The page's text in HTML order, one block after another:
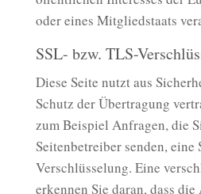
oder eines Mitgliedstaats
SSL- bzw. TLS-
Diese Seite nutzt aus
Schutz der Übertragung
zum Beispiel Anfragen, die
Seitenbetreiber senden, eine
Verschlüsselung. Eine
erkennen Sie daran, dass die